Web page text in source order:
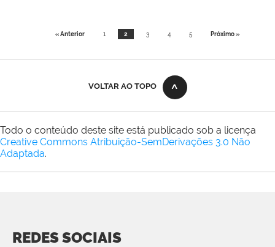
« Anterior 1 2 3 4 5 Próximo »
VOLTAR AO TOPO
Todo o conteúdo deste site está publicado sob a licença
Creative Commons Atribuição-SemDerivações 3.0 Não
Adaptada.
REDES SOCIAIS